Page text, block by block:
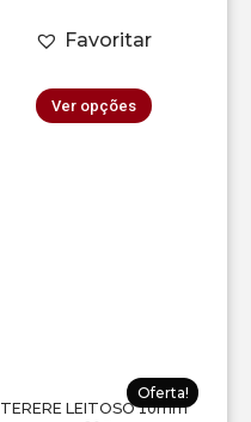
Favoritar
Ver opções
Oferta!
TERERE LEITOSO 10mm